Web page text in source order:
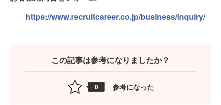
https://www.recruitcareer.co.jp/business/inquiry/
この記事は参考になりましたか？
0 参考になった